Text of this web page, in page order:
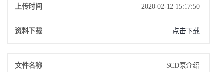
上传时间 2020-02-12 15:17:50
资料下载 点击下载
文件名称 SCD泵介绍